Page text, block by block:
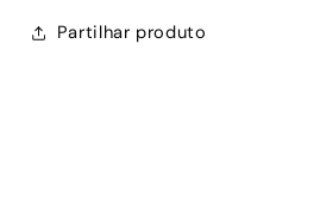
Partilhar produto